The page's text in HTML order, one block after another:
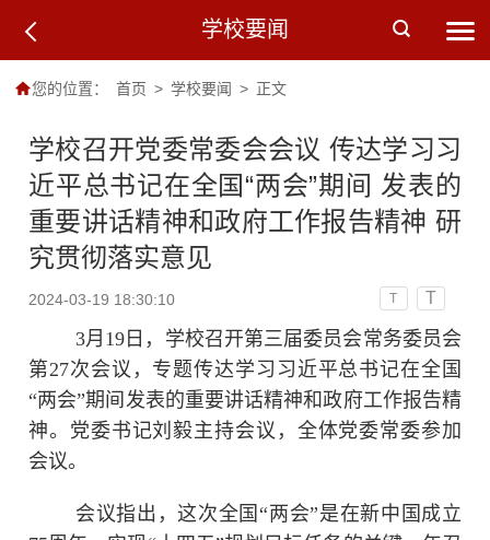
学校要闻
您的位置： 首页 > 学校要闻 > 正文
学校召开党委常委会会议 传达学习习
近平总书记在全国“两会”期间 发表的
重要讲话精神和政府工作报告精神 研
究贯彻落实意见
2024-03-19 18:30:10 T T
3月19日，学校召开第三届委员会常务委员会
第27次会议，专题传达学习习近平总书记在全国
“两会”期间发表的重要讲话精神和政府工作报告精
神。党委书记刘毅主持会议，全体党委常委参加
会议。
会议指出，这次全国“两会”是在新中国成立